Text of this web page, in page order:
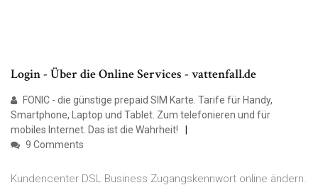
Login - Über die Online Services - vattenfall.de
FONIC - die günstige prepaid SIM Karte. Tarife für Handy,
Smartphone, Laptop und Tablet. Zum telefonieren und für
mobiles Internet. Das ist die Wahrheit!
9 Comments
Kundencenter DSL Business Zugangskennwort online ändern.